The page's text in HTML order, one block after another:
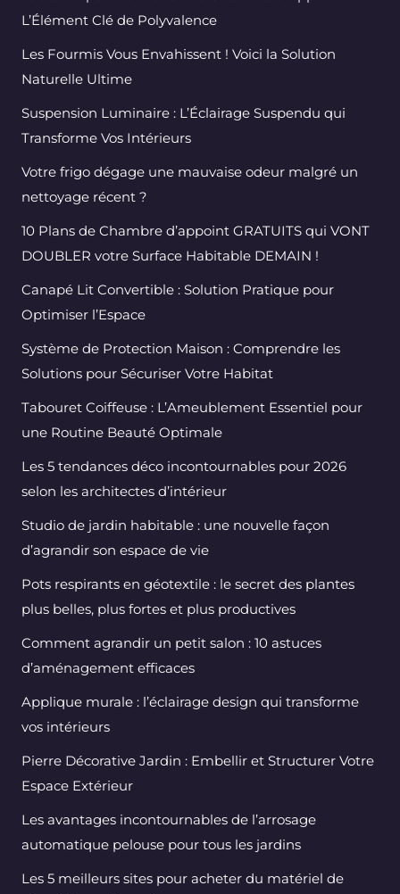
L’Élément Clé de Polyvalence
Les Fourmis Vous Envahissent ! Voici la Solution
Naturelle Ultime
Suspension Luminaire : L’Éclairage Suspendu qui
Transforme Vos Intérieurs
Votre frigo dégage une mauvaise odeur malgré un
nettoyage récent ?
10 Plans de Chambre d’appoint GRATUITS qui VONT
DOUBLER votre Surface Habitable DEMAIN !
Canapé Lit Convertible : Solution Pratique pour
Optimiser l’Espace
Système de Protection Maison : Comprendre les
Solutions pour Sécuriser Votre Habitat
Tabouret Coiffeuse : L’Ameublement Essentiel pour
une Routine Beauté Optimale
Les 5 tendances déco incontournables pour 2026
selon les architectes d’intérieur
Studio de jardin habitable : une nouvelle façon
d’agrandir son espace de vie
Pots respirants en géotextile : le secret des plantes
plus belles, plus fortes et plus productives
Comment agrandir un petit salon : 10 astuces
d’aménagement efficaces
Applique murale : l’éclairage design qui transforme
vos intérieurs
Pierre Décorative Jardin : Embellir et Structurer Votre
Espace Extérieur
Les avantages incontournables de l’arrosage
automatique pelouse pour tous les jardins
Les 5 meilleurs sites pour acheter du matériel de